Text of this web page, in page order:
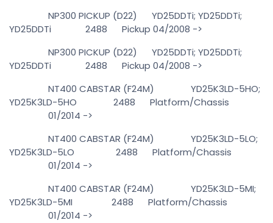
NP300 PICKUP (D22) YD25DDTi; YD25DDTi;
YD25DDTi 2488 Pickup 04/2008 ->
NP300 PICKUP (D22) YD25DDTi; YD25DDTi;
YD25DDTi 2488 Pickup 04/2008 ->
NT400 CABSTAR (F24M) YD25K3LD-5HO;
YD25K3LD-5HO 2488 Platform/Chassis
01/2014 ->
NT400 CABSTAR (F24M) YD25K3LD-5LO;
YD25K3LD-5LO 2488 Platform/Chassis
01/2014 ->
NT400 CABSTAR (F24M) YD25K3LD-5MI;
YD25K3LD-5MI 2488 Platform/Chassis
01/2014 ->